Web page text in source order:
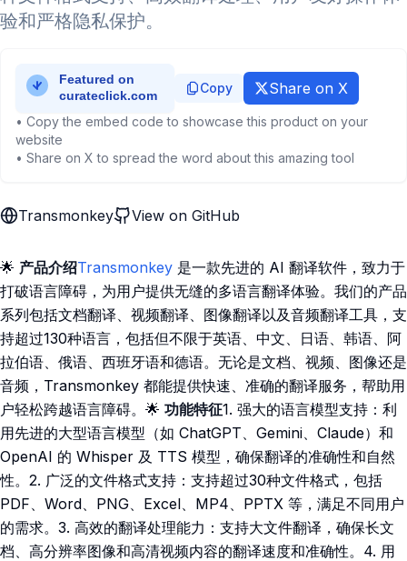
验和严格隐私保护。
Copy Share on X
• Copy the embed code to showcase this product on your
website
• Share on X to spread the word about this amazing tool
Transmonkey View on GitHub
🌟 产品介绍Transmonkey 是一款先进的 AI 翻译软件，致力于
打破语言障碍，为用户提供无缝的多语言翻译体验。我们的产品
系列包括文档翻译、视频翻译、图像翻译以及音频翻译工具，支
持超过130种语言，包括但不限于英语、中文、日语、韩语、阿
拉伯语、俄语、西班牙语和德语。无论是文档、视频、图像还是
音频，Transmonkey 都能提供快速、准确的翻译服务，帮助用
户轻松跨越语言障碍。🌟 功能特征1. 强大的语言模型支持：利
用先进的大型语言模型（如 ChatGPT、Gemini、Claude）和
OpenAI 的 Whisper 及 TTS 模型，确保翻译的准确性和自然
性。2. 广泛的文件格式支持：支持超过30种文件格式，包括
PDF、Word、PNG、Excel、MP4、PPTX 等，满足不同用户
的需求。3. 高效的翻译处理能力：支持大文件翻译，确保长文
档、高分辨率图像和高清视频内容的翻译速度和准确性。4. 用